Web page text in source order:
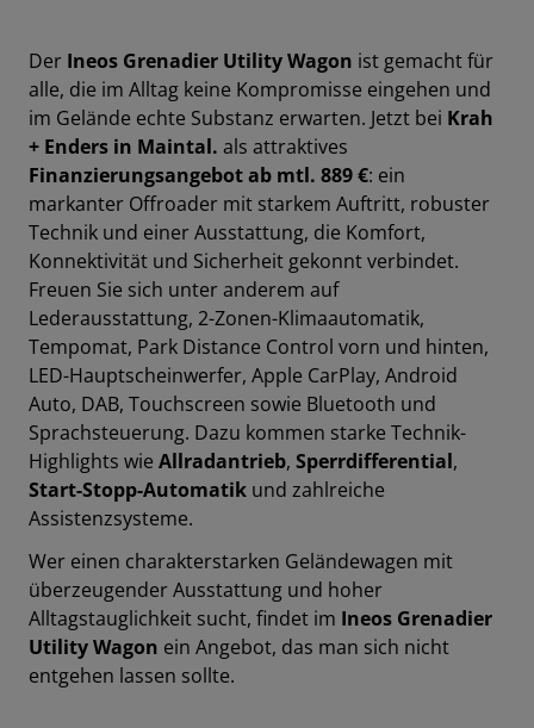
Der Ineos Grenadier Utility Wagon ist gemacht für
alle, die im Alltag keine Kompromisse eingehen und
im Gelände echte Substanz erwarten. Jetzt bei Krah
+ Enders in Maintal. als attraktives
Finanzierungsangebot ab mtl. 889 €: ein
markanter Offroader mit starkem Auftritt, robuster
Technik und einer Ausstattung, die Komfort,
Konnektivität und Sicherheit gekonnt verbindet.
Freuen Sie sich unter anderem auf
Lederausstattung, 2-Zonen-Klimaautomatik,
Tempomat, Park Distance Control vorn und hinten,
LED-Hauptscheinwerfer, Apple CarPlay, Android
Auto, DAB, Touchscreen sowie Bluetooth und
Sprachsteuerung. Dazu kommen starke Technik-
Highlights wie Allradantrieb, Sperrdifferential,
Start-Stopp-Automatik und zahlreiche
Assistenzsysteme.
Wer einen charakterstarken Geländewagen mit
überzeugender Ausstattung und hoher
Alltagstauglichkeit sucht, findet im Ineos Grenadier
Utility Wagon ein Angebot, das man sich nicht
entgehen lassen sollte.